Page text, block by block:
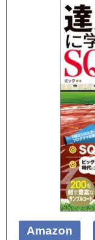
Amazon